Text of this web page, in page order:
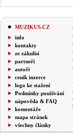
MUZIKUS.CZ
info
kontakty
ze zákulisí
partneři
autoři
ceník inzerce
logo ke stažení
Podmínky používání
nápověda & FAQ
komentáře
mapa stránek
všechny články